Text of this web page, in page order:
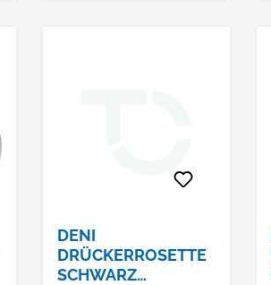
DENI
DRÜCKERROSETTE
SCHWARZ